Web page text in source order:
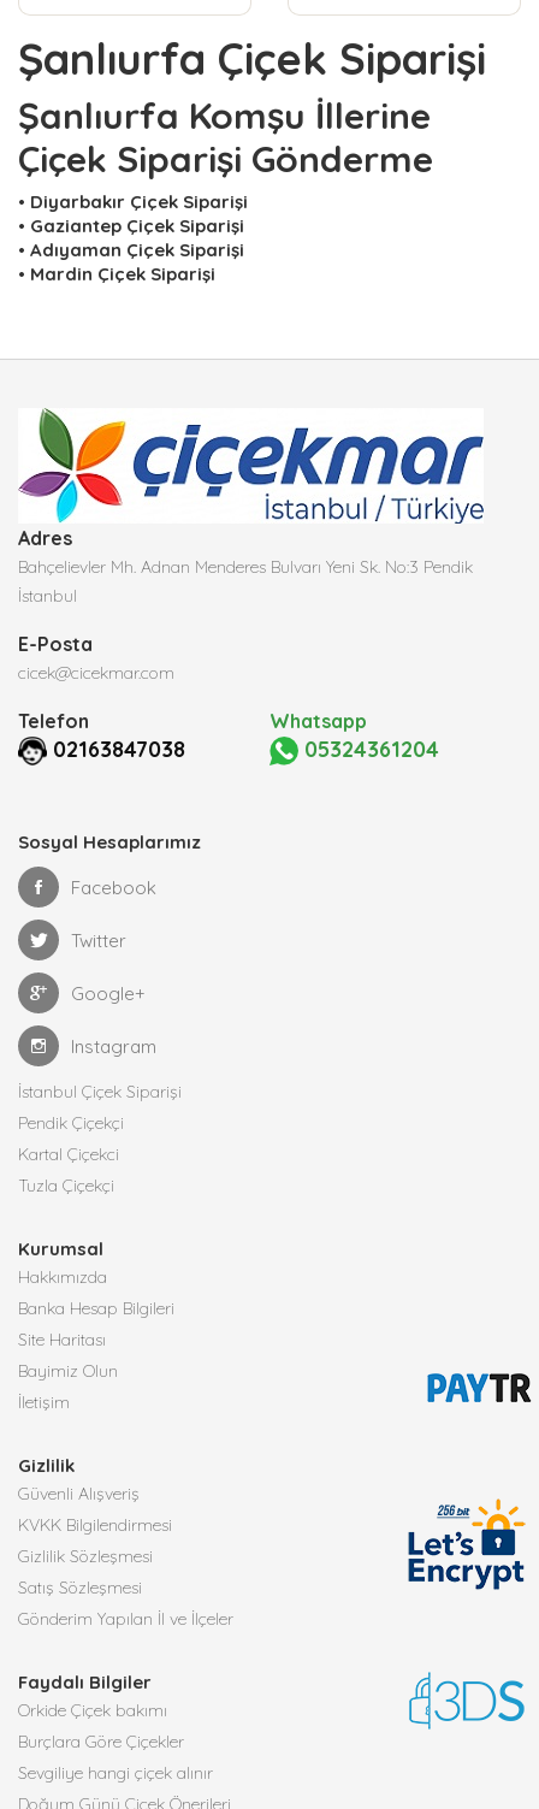
Şanlıurfa Çiçek Siparişi
Şanlıurfa Komşu İllerine
Çiçek Siparişi Gönderme
• Diyarbakır Çiçek Siparişi
• Gaziantep Çiçek Siparişi
• Adıyaman Çiçek Siparişi
• Mardin Çiçek Siparişi
Adres
Bahçelievler Mh. Adnan Menderes Bulvarı Yeni Sk. No:3 Pendik
İstanbul
E-Posta
cicek@cicekmar.com
Telefon
02163847038
Whatsapp
05324361204
Sosyal Hesaplarımız
Facebook
Twitter
Google+
Instagram
İstanbul Çiçek Siparişi
Pendik Çiçekçi
Kartal Çiçekci
Tuzla Çiçekçi
Kurumsal
Hakkımızda
Banka Hesap Bilgileri
Site Haritası
Bayimiz Olun
İletişim
Gizlilik
Güvenli Alışveriş
KVKK Bilgilendirmesi
Gizlilik Sözleşmesi
Satış Sözleşmesi
Gönderim Yapılan İl ve İlçeler
Faydalı Bilgiler
Orkide Çiçek bakımı
Burçlara Göre Çiçekler
Sevgiliye hangi çiçek alınır
Doğum Günü Çiçek Önerileri